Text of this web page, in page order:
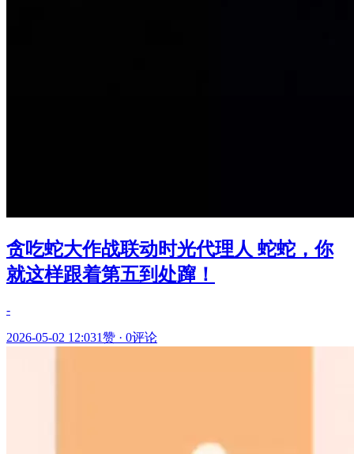
贪吃蛇大作战联动时光代理人 蛇蛇，你
就这样跟着第五到处蹿！
-
2026-05-02 12:031赞 · 0评论